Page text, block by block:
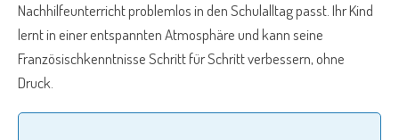
Nachhilfeunterricht problemlos in den Schulalltag passt. Ihr Kind
lernt in einer entspannten Atmosphäre und kann seine
Französischkenntnisse Schritt für Schritt verbessern, ohne
Druck.